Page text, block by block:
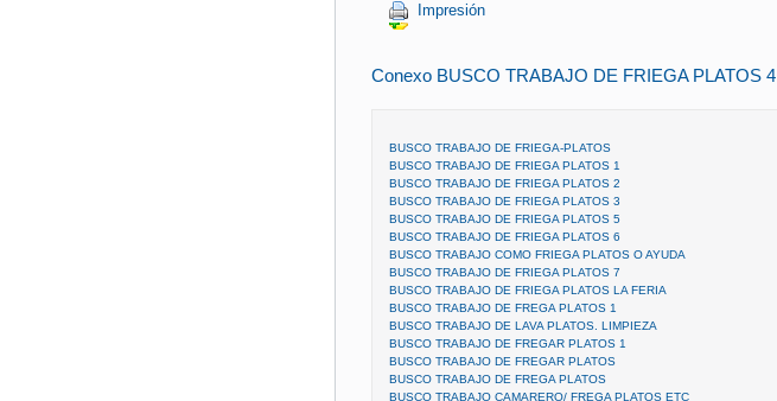
Impresión
Conexo BUSCO TRABAJO DE FRIEGA PLATOS 4
BUSCO TRABAJO DE FRIEGA-PLATOS
BUSCO TRABAJO DE FRIEGA PLATOS 1
BUSCO TRABAJO DE FRIEGA PLATOS 2
BUSCO TRABAJO DE FRIEGA PLATOS 3
BUSCO TRABAJO DE FRIEGA PLATOS 5
BUSCO TRABAJO DE FRIEGA PLATOS 6
BUSCO TRABAJO COMO FRIEGA PLATOS O AYUDA
BUSCO TRABAJO DE FRIEGA PLATOS 7
BUSCO TRABAJO DE FRIEGA PLATOS LA FERIA
BUSCO TRABAJO DE FREGA PLATOS 1
BUSCO TRABAJO DE LAVA PLATOS. LIMPIEZA
BUSCO TRABAJO DE FREGAR PLATOS 1
BUSCO TRABAJO DE FREGAR PLATOS
BUSCO TRABAJO DE FREGA PLATOS
BUSCO TRABAJO CAMARERO/ FREGA PLATOS ETC